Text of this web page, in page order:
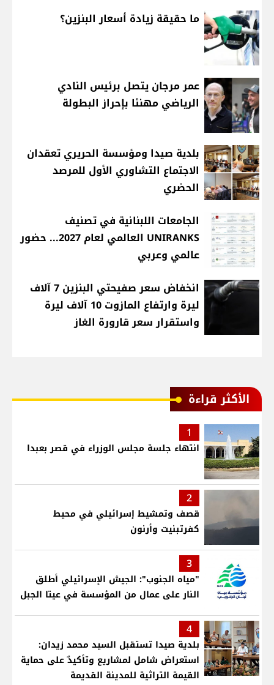
ما حقيقة زيادة أسعار البنزين؟
عمر مرجان يتصل برئيس النادي
الرياضي مهنئا بإحراز البطولة
بلدية صيدا ومؤسسة الحريري تعقدان
الاجتماع التشاوري الأول للمرصد
الحضري
الجامعات اللبنانية في تصنيف
UNIRANKS العالمي لعام 2027... حضور
عالمي وعربي
انخفاض سعر صفيحتي البنزين 7 آلاف
ليرة وارتفاع المازوت 10 آلاف ليرة
واستقرار سعر قارورة الغاز
الأكثر قراءة
1
انتهاء جلسة مجلس الوزراء في قصر بعبدا
2
قصف وتمشيط إسرائيلي في محيط
كفرتبنيت وأرنون
3
"مياه الجنوب": الجيش الإسرائيلي أطلق
النار على عمال من المؤسسة في عيتا الجبل
4
بلدية صيدا تستقبل السيد محمد زيدان:
استعراض شامل لمشاريع وتأكيدٌ على حماية
القيمة التراثية للمدينة القديمة